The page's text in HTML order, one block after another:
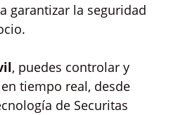
garantizar la seguridad
, puedes controlar y
tiempo real, desde
de Securitas